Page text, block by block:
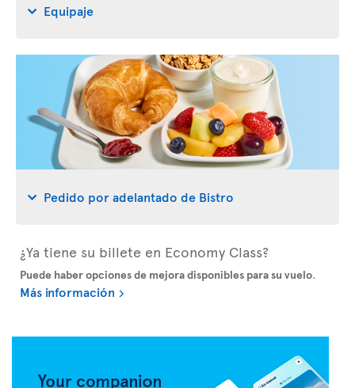
Equipaje
Pedido por adelantado de Bistro
¿Ya tiene su billete en Economy Class?
Puede haber opciones de mejora disponibles para su vuelo.
Más información